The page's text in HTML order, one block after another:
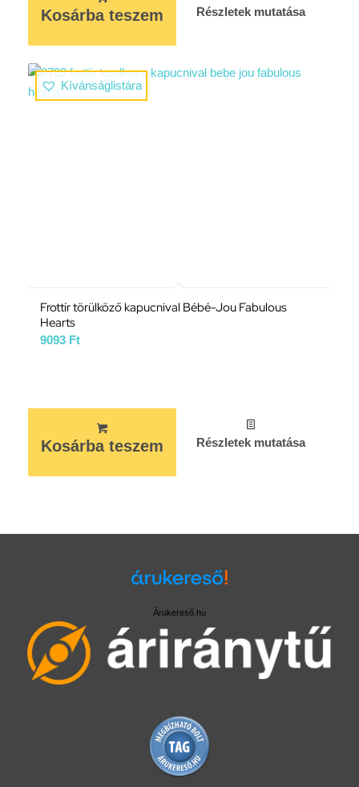
Kosárba teszem Részletek mutatása
Kívánságlistára
Frottír törülköző kapucnival Bébé-Jou Fabulous
Hearts
9093 Ft
Kosárba teszem Részletek mutatása
Árukereső.hu